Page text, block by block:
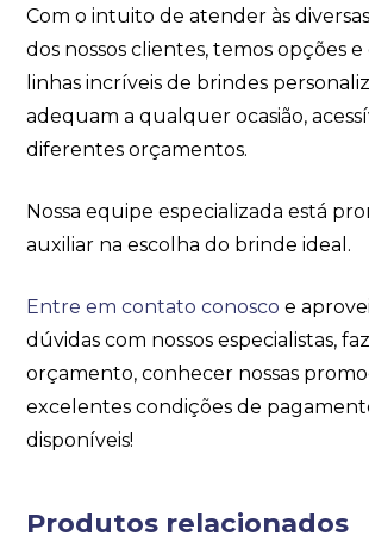
Com o intuito de atender às
dos nossos clientes, temos opções e
linhas incríveis de brindes
adequam a qualquer ocasião,
diferentes orçamentos.
Nossa equipe especializada está
auxiliar na escolha do brinde ideal.
Entre em contato conosco e
dúvidas com nossos especialistas,
orçamento, conhecer nossas
excelentes condições de
disponíveis!
Produtos relacionados